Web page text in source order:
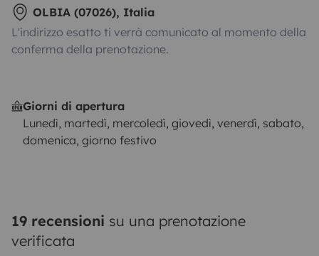
OLBIA (07026), Italia
L'indirizzo esatto ti verrà comunicato al momento della
conferma della prenotazione.
Giorni di apertura
Lunedì, martedì, mercoledì, giovedì, venerdì, sabato,
domenica, giorno festivo
19 recensioni su una prenotazione
verificata